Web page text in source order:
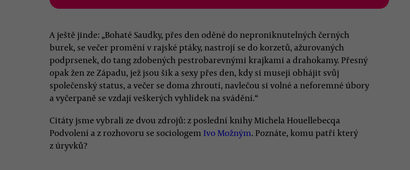
A ještě jinde: „Bohaté Saudky, přes den oděné do neproniknutelných černých
burek, se večer promění v rajské ptáky, nastrojí se do korzetů, ažurovaných
podprsenek, do tang zdobených pestrobarevnými krajkami a drahokamy. Přesný
opak žen ze Západu, jež jsou šik a sexy přes den, kdy si musejí obhájit svůj
společenský status, a večer se doma zhroutí, navlečou si volné a neforemné úbory
a vyčerpaně se vzdají veškerých vyhlídek na svádění.“
Citáty jsme vybrali ze dvou zdrojů: z poslední knihy Michela Houellebecqa
Podvolení a z rozhovoru se sociologem Ivo Možným. Poznáte, komu patří který
z úryvků?